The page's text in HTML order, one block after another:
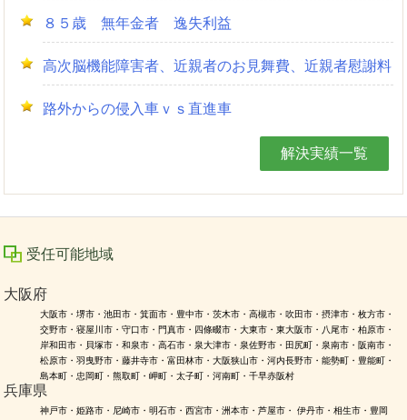
８５歳 無年金者 逸失利益
高次脳機能障害者、近親者のお見舞費、近親者慰謝料
路外からの侵入車ｖｓ直進車
解決実績一覧
受任可能地域
大阪府
大阪市・堺市・池田市・箕面市・豊中市・茨木市・高槻市・吹田市・摂津市・枚方市・
交野市・寝屋川市・守口市・門真市・四條畷市・大東市・東大阪市・八尾市・柏原市・
岸和田市・貝塚市・和泉市・高石市・泉大津市・泉佐野市・田尻町・泉南市・阪南市・
松原市・羽曳野市・藤井寺市・富田林市・大阪狭山市・河内長野市・能勢町・豊能町・
島本町・忠岡町・熊取町・岬町・太子町・河南町・千早赤阪村
兵庫県
神戸市・姫路市・尼崎市・明石市・西宮市・洲本市・芦屋市・ 伊丹市・相生市・豊岡